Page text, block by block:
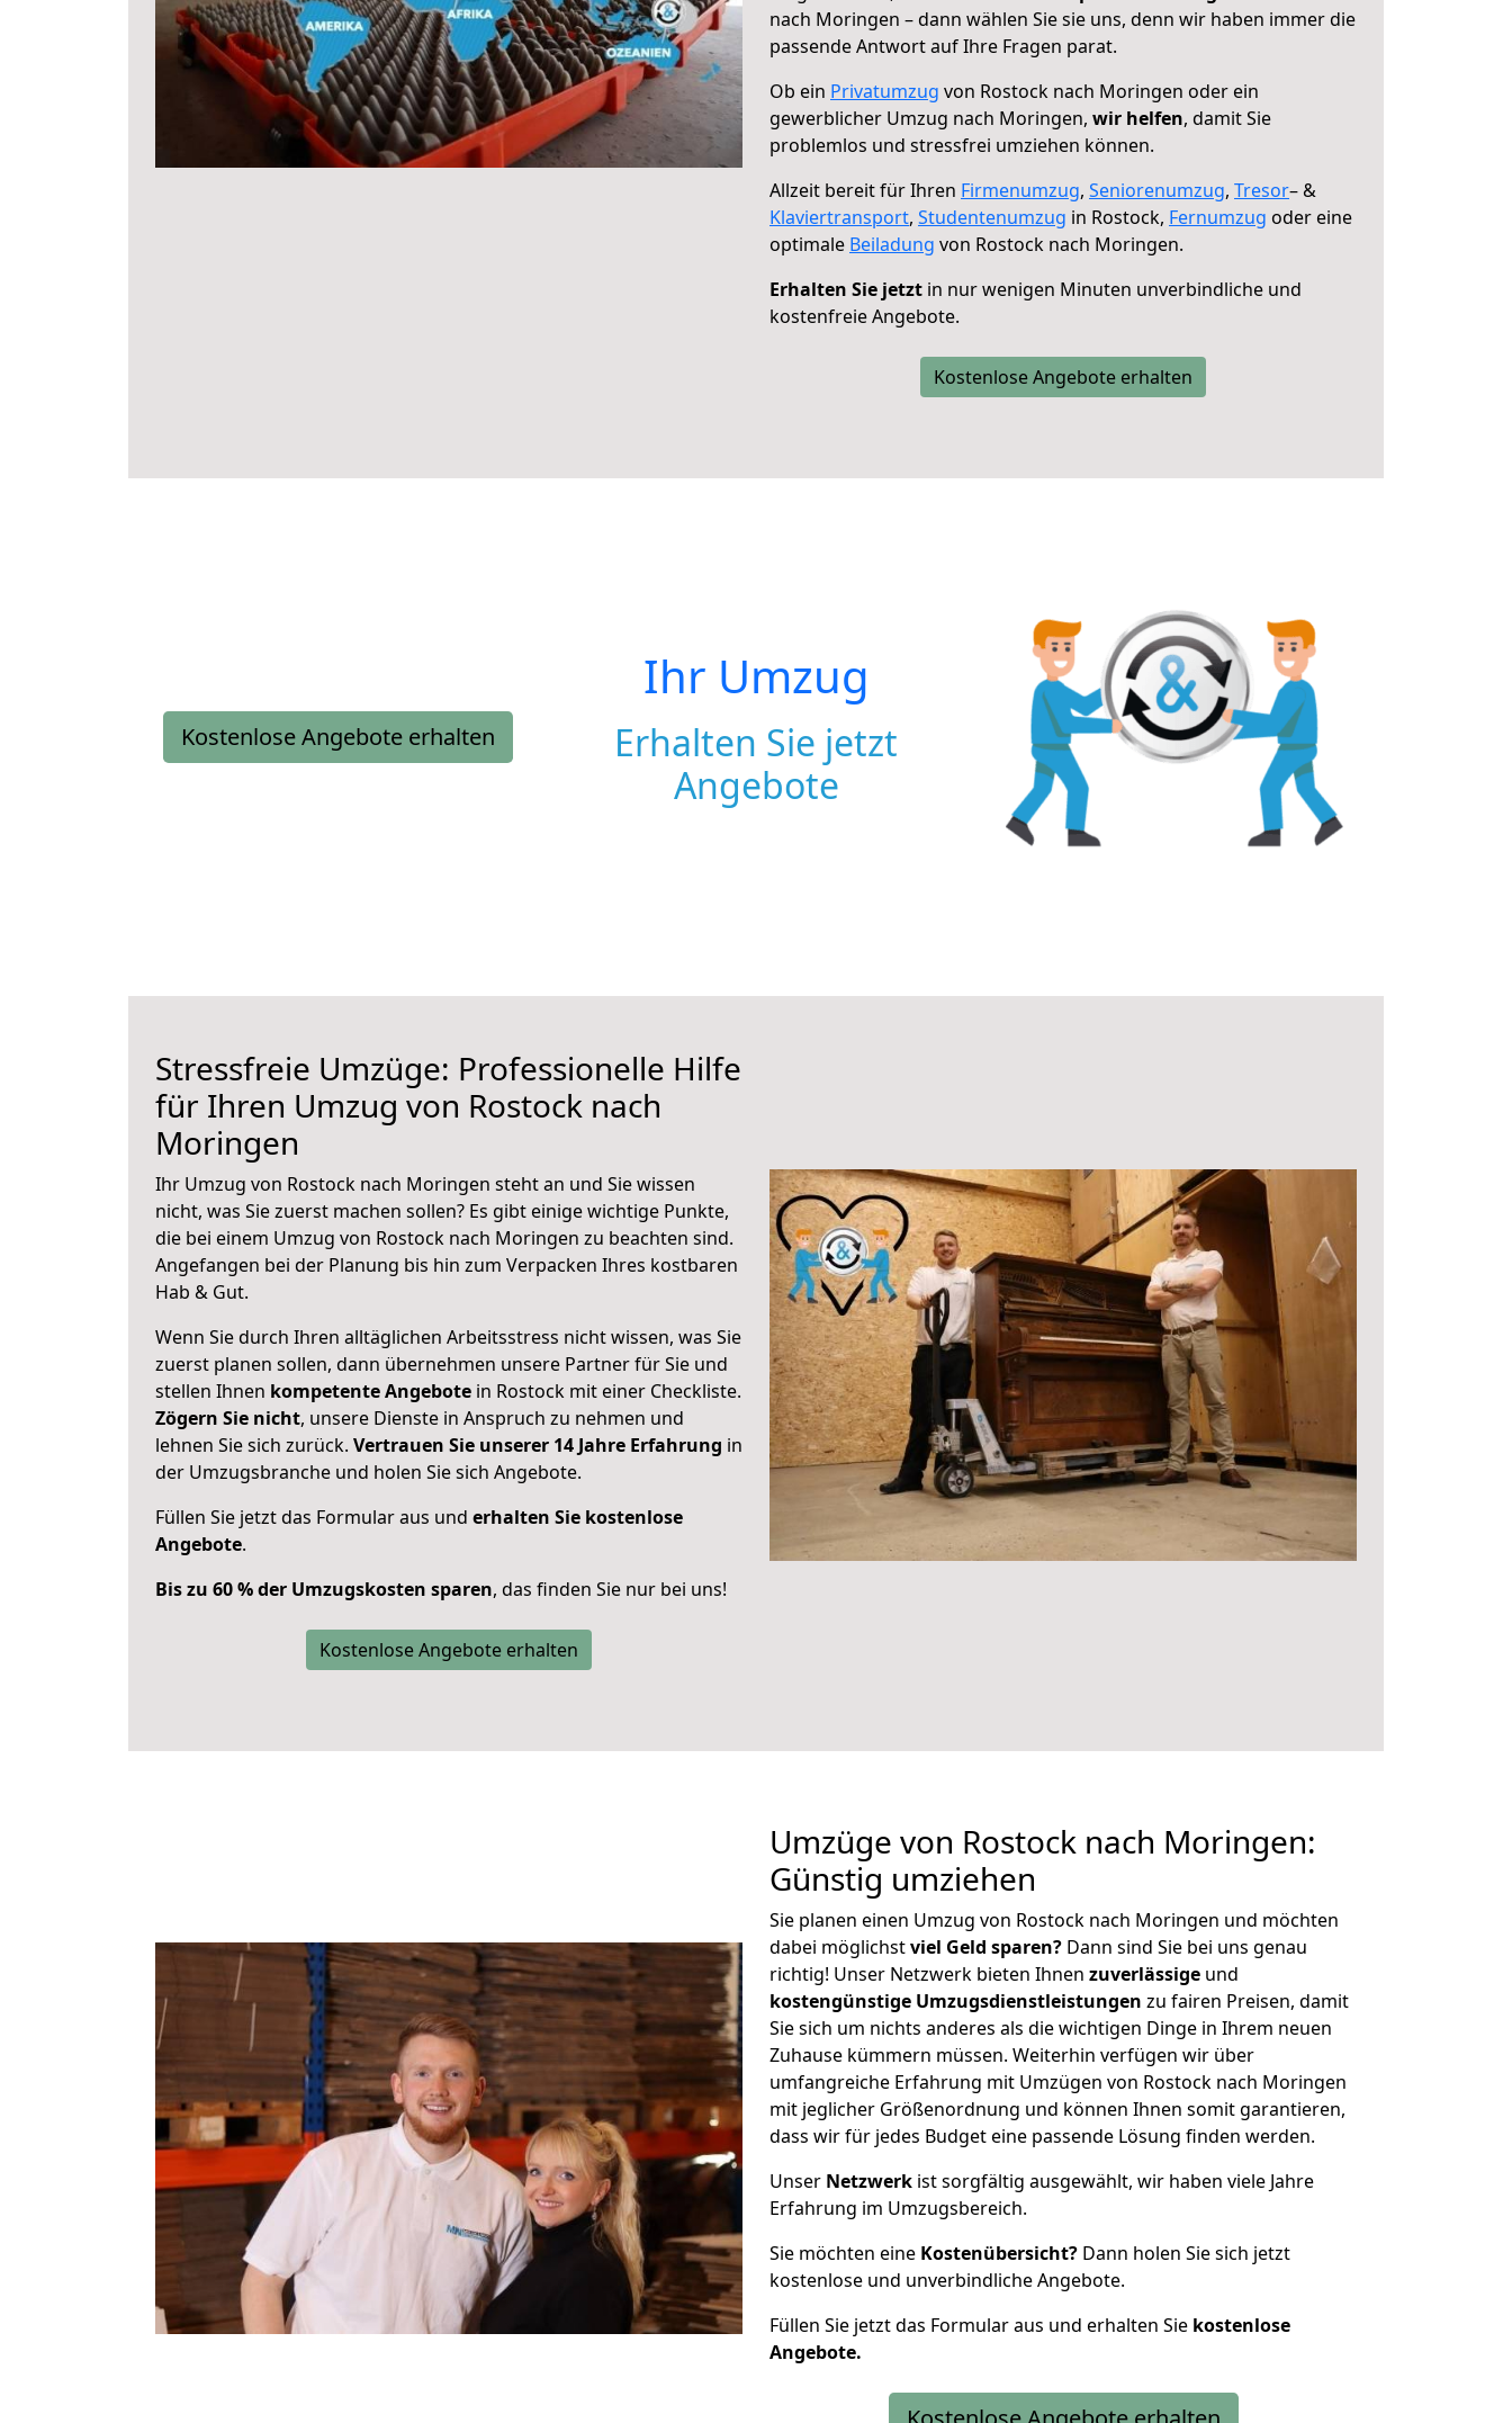
nach Moringen – dann wählen Sie sie uns, denn wir haben immer die
passende Antwort auf Ihre Fragen parat.
Ob ein Privatumzug von Rostock nach Moringen oder ein
gewerblicher Umzug nach Moringen, wir helfen, damit Sie
problemlos und stressfrei umziehen können.
Allzeit bereit für Ihren Firmenumzug, Seniorenumzug, Tresor– &
Klaviertransport, Studentenumzug in Rostock, Fernumzug oder eine
optimale Beiladung von Rostock nach Moringen.
Erhalten Sie jetzt in nur wenigen Minuten unverbindliche und
kostenfreie Angebote.
Kostenlose Angebote erhalten
Kostenlose Angebote erhalten
Ihr Umzug
Erhalten Sie jetzt
Angebote
Stressfreie Umzüge: Professionelle Hilfe
für Ihren Umzug von Rostock nach
Moringen
Ihr Umzug von Rostock nach Moringen steht an und Sie wissen
nicht, was Sie zuerst machen sollen? Es gibt einige wichtige Punkte,
die bei einem Umzug von Rostock nach Moringen zu beachten sind.
Angefangen bei der Planung bis hin zum Verpacken Ihres kostbaren
Hab & Gut.
Wenn Sie durch Ihren alltäglichen Arbeitsstress nicht wissen, was Sie
zuerst planen sollen, dann übernehmen unsere Partner für Sie und
stellen Ihnen kompetente Angebote in Rostock mit einer Checkliste.
Zögern Sie nicht, unsere Dienste in Anspruch zu nehmen und
lehnen Sie sich zurück. Vertrauen Sie unserer 14 Jahre Erfahrung in
der Umzugsbranche und holen Sie sich Angebote.
Füllen Sie jetzt das Formular aus und erhalten Sie kostenlose
Angebote.
Bis zu 60 % der Umzugskosten sparen, das finden Sie nur bei uns!
Kostenlose Angebote erhalten
Umzüge von Rostock nach Moringen:
Günstig umziehen
Sie planen einen Umzug von Rostock nach Moringen und möchten
dabei möglichstviel Geld sparen? Dann sind Sie bei uns genau
richtig! Unser Netzwerk bieten Ihnen zuverlässige und
kostengünstige Umzugsdienstleistungen zu fairen Preisen, damit
Sie sich um nichts anderes als die wichtigen Dinge in Ihrem neuen
Zuhause kümmern müssen. Weiterhin verfügen wir über
umfangreiche Erfahrung mit Umzügen von Rostock nach Moringen
mit jeglicher Größenordnung und können Ihnen somit garantieren,
dass wir für jedes Budget eine passende Lösung finden werden.
Unser Netzwerk ist sorgfältig ausgewählt, wir haben viele Jahre
Erfahrung im Umzugsbereich.
Sie möchten eine Kostenübersicht? Dann holen Sie sich jetzt
kostenlose und unverbindliche Angebote.
Füllen Sie jetzt das Formular aus und erhalten Sie kostenlose
Angebote.